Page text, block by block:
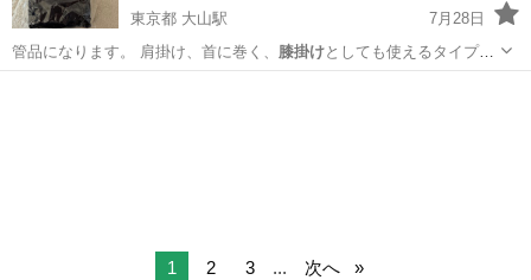
東京都 大山駅
7月28日
管品になります。 肩掛け、首に巻く、 膝掛けとしても使えるタイプな
ので、 冬の防寒…
1 2 3 ... 次へ